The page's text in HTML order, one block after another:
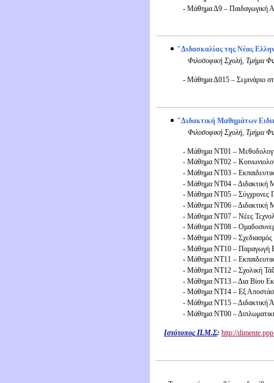
- Μάθημα Δ9 – Παιδαγωγική
"Διδασκαλίας της Νέας
Φιλοσοφική Σχολή, Τμήμα
- Μάθημα Δ015 – Σεμινάριο
"Διδακτική Μαθημάτων
Φιλοσοφική Σχολή, Τμήμα
- Μάθημα ΝΤ01 –
- Μάθημα ΝΤ02 –
- Μάθημα ΝΤ03 –
- Μάθημα ΝΤ04 – Διδακτική
- Μάθημα ΝΤ05 – Σύγχρονες
- Μάθημα ΝΤ06 – Διδακτική
- Μάθημα ΝΤ07 – Νέες
- Μάθημα ΝΤ08 –
- Μάθημα ΝΤ09 – Σχεδιασμός
- Μάθημα ΝΤ10 – Παραγωγή
- Μάθημα ΝΤ11 –
- Μάθημα ΝΤ12 – Σχολική
- Μάθημα ΝΤ13 – Δια Βίου
- Μάθημα ΝΤ14 – Εξ
- Μάθημα ΝΤ15 – Διδακτική
- Μάθημα ΝΤ00 –
Ιστότοπος Π.Μ.Σ: http://